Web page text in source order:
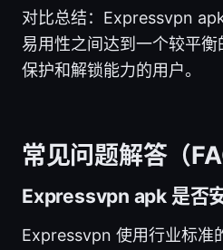
对比总结：Expressvpn
易用性之间达到一个较平
保护和解锁能力的用户。
常见问题解答（
Expressvpn apk 是否安
Expressvpn 使用行业标准